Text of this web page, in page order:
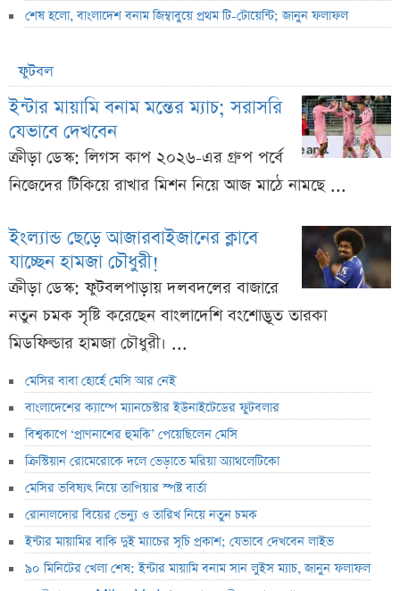
শেষ হলো, বাংলাদেশ বনাম জিম্বাবুয়ে প্রথম টি-টোয়েন্টি; জানুন ফলাফল
ফুটবল
ইন্টার মায়ামি বনাম মন্তের ম্যাচ; সরাসরি
যেভাবে দেখবেন
ক্রীড়া ডেস্ক: লিগস কাপ ২০২৬-এর গ্রুপ পর্বে
নিজেদের টিকিয়ে রাখার মিশন নিয়ে আজ মাঠে নামছে ...
ইংল্যান্ড ছেড়ে আজারবাইজানের ক্লাবে
যাচ্ছেন হামজা চৌধুরী!
ক্রীড়া ডেস্ক: ফুটবলপাড়ায় দলবদলের বাজারে
নতুন চমক সৃষ্টি করেছেন বাংলাদেশি বংশোদ্ভূত তারকা
মিডফিল্ডার হামজা চৌধুরী। ...
মেসির বাবা হোর্হে মেসি আর নেই
বাংলাদেশের ক্যাম্পে ম্যানচেস্টার ইউনাইটেডের ফুটবলার
বিশ্বকাপে ‘প্রাণনাশের হুমকি’ পেয়েছিলেন মেসি
ক্রিস্টিয়ান রোমেরোকে দলে ভেড়াতে মরিয়া অ্যাথলেটিকো
মেসির ভবিষ্যৎ নিয়ে তাপিয়ার স্পষ্ট বার্তা
রোনালদোর বিয়ের ভেন্যু ও তারিখ নিয়ে নতুন চমক
ইন্টার মায়ামির বাকি দুই ম্যাচের সূচি প্রকাশ; যেভাবে দেখবেন লাইভ
৯০ মিনিটের খেলা শেষ: ইন্টার মায়ামি বনাম সান লুইস ম্যাচ, জানুন ফলাফল